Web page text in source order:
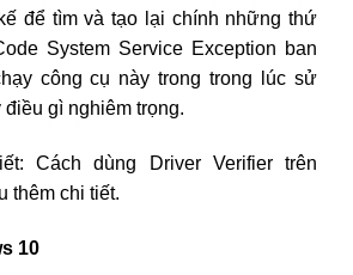
để tìm và tạo lại chính những thứ
System Service Exception ban
công cụ này trong trong lúc sử
gì nghiêm trọng.
Cách dùng Driver Verifier trên
thêm chi tiết.
10